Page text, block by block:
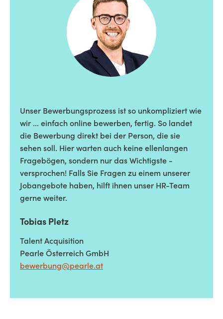
Unser Bewerbungsprozess ist so unkompliziert wie
wir ... einfach online bewerben, fertig. So landet
die Bewerbung direkt bei der Person, die sie
sehen soll. Hier warten auch keine ellenlangen
Fragebögen, sondern nur das Wichtigste -
versprochen! Falls Sie Fragen zu einem unserer
Jobangebote haben, hilft ihnen unser HR-Team
gerne weiter.
Tobias Pletz
Talent Acquisition
Pearle Österreich GmbH
bewerbung@pearle.at